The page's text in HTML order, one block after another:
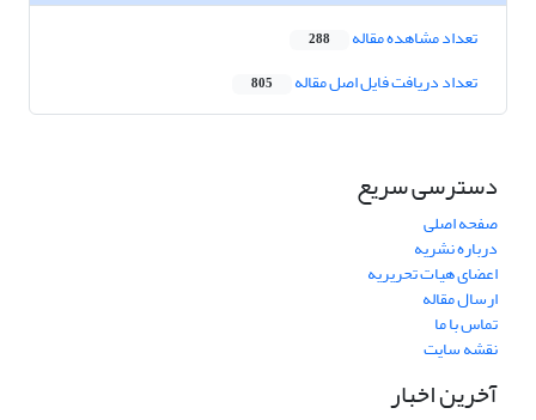
تعداد مشاهده مقاله 288
تعداد دریافت فایل اصل مقاله 805
دسترسی سریع
صفحه اصلی
درباره نشریه
اعضای هیات تحریریه
ارسال مقاله
تماس با ما
نقشه سایت
آخرین اخبار